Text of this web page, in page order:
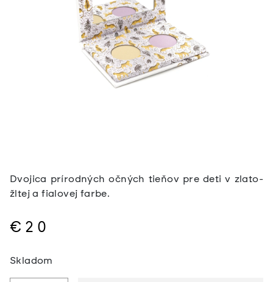
Dvojica prírodných očných tieňov pre deti v zlato-
žltej a fialovej farbe.
€20
cena:
Skladom